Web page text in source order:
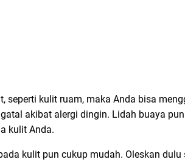
kulit ruam, maka Anda bisa
akibat alergi dingin. Lidah buaya
kulit Anda.
kulit pun cukup mudah. Oleskan